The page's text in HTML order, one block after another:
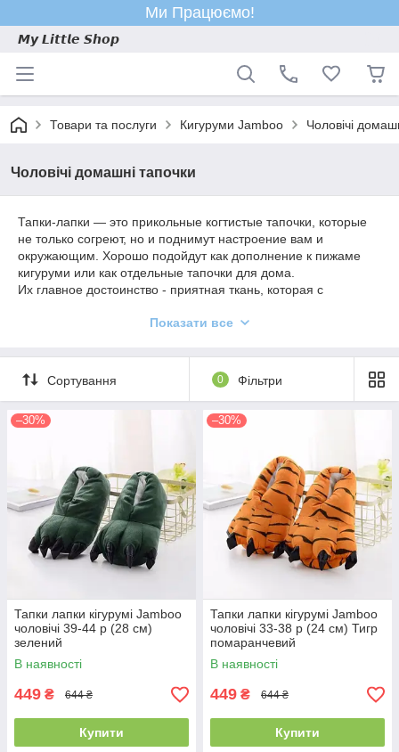
Ми Працюємо!
𝙈𝙮 𝙇𝙞𝙩𝙩𝙡𝙚 𝙎𝙝𝙤𝙥
Товари та послуги Кигуруми Jamboo Чоловічі
Чоловічі домашні тапочки
Тапки-лапки — это прикольные когтистые тапочки, которые
не только согреют, но и поднимут настроение вам и
окружающим. Хорошо подойдут как дополнение к пижаме
кигуруми или как отдельные тапочки для дома.
Их главное достоинство - приятная ткань, которая с
Показати все
Сортування 0 Фільтри
–30%
Тапки лапки кігурумі Jamboo
чоловічі 39-44 р (28 см)
зелений
В наявності
449 ₴ 644 ₴
Купити
–30%
Тапки лапки кігурумі Jamboo
чоловічі 33-38 р (24 см) Тигр
помаранчевий
В наявності
449 ₴ 644 ₴
Купити